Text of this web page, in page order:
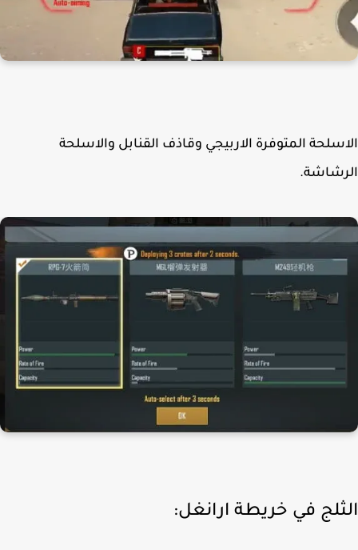
المتوفرة الاربيجي وقاذف القنابل والاسلحة
في خريطة ارانغل: